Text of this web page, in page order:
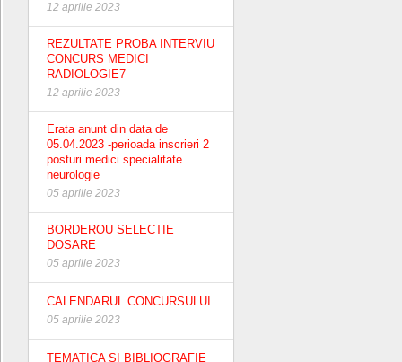
12 aprilie 2023
REZULTATE PROBA INTERVIU
CONCURS MEDICI
RADIOLOGIE7
12 aprilie 2023
Erata anunt din data de
05.04.2023 -perioada inscrieri 2
posturi medici specialitate
neurologie
05 aprilie 2023
BORDEROU SELECTIE
DOSARE
05 aprilie 2023
CALENDARUL CONCURSULUI
05 aprilie 2023
TEMATICA SI BIBLIOGRAFIE